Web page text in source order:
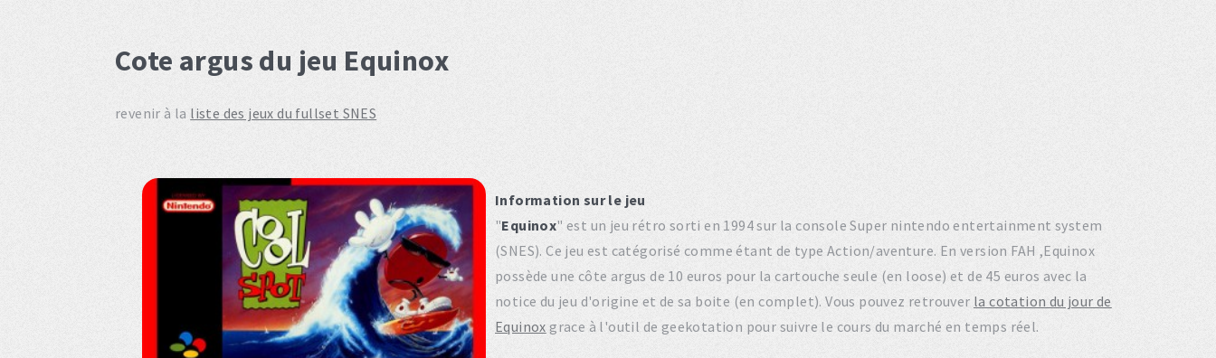
Cote argus du jeu Equinox
revenir à la liste des jeux du fullset SNES
Information sur le jeu
"Equinox" est un jeu rétro sorti en 1994 sur la console Super nintendo entertainment system
(SNES). Ce jeu est catégorisé comme étant de type Action/aventure. En version FAH ,Equinox
possède une côte argus de 10 euros pour la cartouche seule (en loose) et de 45 euros avec la
notice du jeu d'origine et de sa boite (en complet). Vous pouvez retrouver la cotation du jour de
Equinox grace à l'outil de geekotation pour suivre le cours du marché en temps réel.